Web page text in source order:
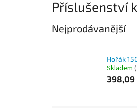
Příslušenství
Nejprodávanější
Hořák
Skladem
398,09